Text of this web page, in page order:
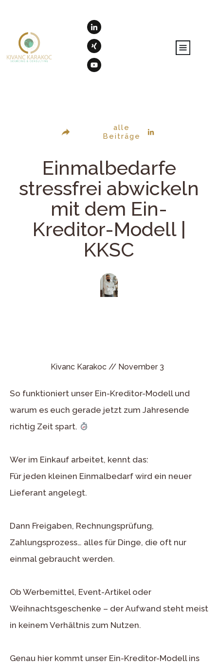
alle
Beiträge
Einmalbedarfe
stressfrei abwickeln
mit dem Ein-
Kreditor-Modell |
KKSC
Kivanc Karakoc // November 3
So funktioniert unser Ein-Kreditor-Modell und
warum es euch gerade jetzt zum Jahresende
richtig Zeit spart.
Wer im Einkauf arbeitet, kennt das:
Für jeden kleinen Einmalbedarf wird ein neuer
Lieferant angelegt.
Dann Freigaben, Rechnungsprüfung,
Zahlungsprozess… alles für Dinge, die oft nur
einmal gebraucht werden.
Ob Werbemittel, Event-Artikel oder
Weihnachtsgeschenke – der Aufwand steht meist
in keinem Verhältnis zum Nutzen.
Genau hier kommt unser Ein-Kreditor-Modell ins